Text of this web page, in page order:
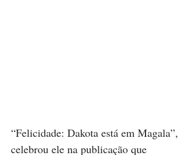
“Felicidade: Dakota está em Magala”,
celebrou ele na publicação que